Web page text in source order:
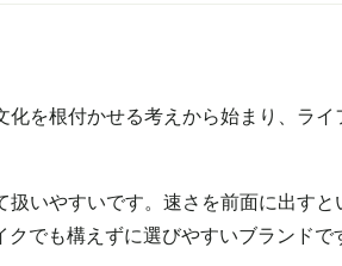
を根付かせる考えから始まり、ライ
いやすいです。速さを前面に出すと
でも構えずに選びやすいブランドで